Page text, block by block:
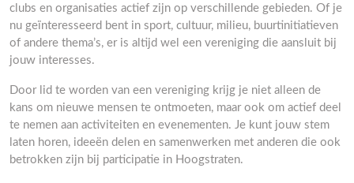
clubs en organisaties actief zijn op verschillende gebieden. Of je
nu geïnteresseerd bent in sport, cultuur, milieu, buurtinitiatieven
of andere thema’s, er is altijd wel een vereniging die aansluit bij
jouw interesses.
Door lid te worden van een vereniging krijg je niet alleen de
kans om nieuwe mensen te ontmoeten, maar ook om actief deel
te nemen aan activiteiten en evenementen. Je kunt jouw stem
laten horen, ideeën delen en samenwerken met anderen die ook
betrokken zijn bij participatie in Hoogstraten.